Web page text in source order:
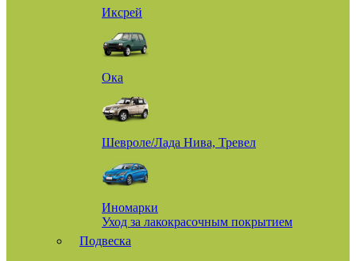
Иксрей
Ока
Шевроле/Лада Нива, Тревел
Иномарки
Уход за лакокрасочным покрытием
Подвеска